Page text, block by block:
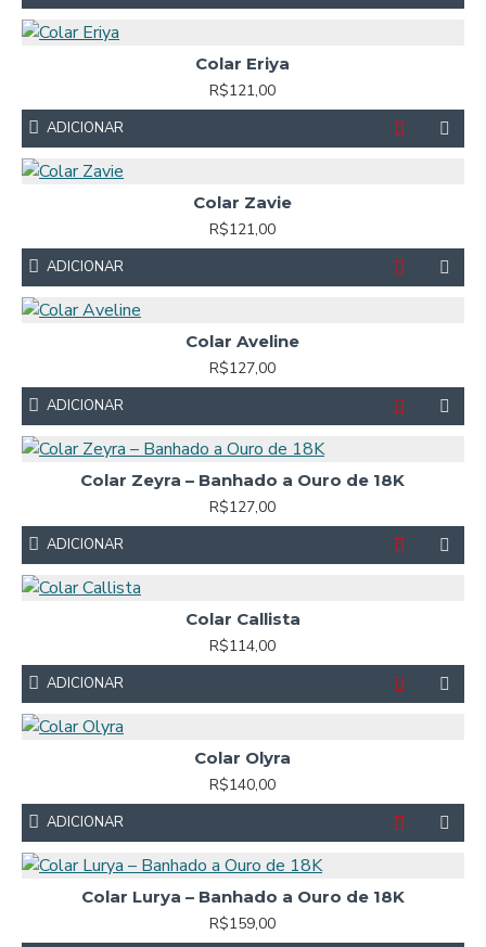
Colar Eriya
R$121,00
ADICIONAR
Colar Zavie
R$121,00
ADICIONAR
Colar Aveline
R$127,00
ADICIONAR
Colar Zeyra – Banhado a Ouro de 18K
R$127,00
ADICIONAR
Colar Callista
R$114,00
ADICIONAR
Colar Olyra
R$140,00
ADICIONAR
Colar Lurya – Banhado a Ouro de 18K
R$159,00